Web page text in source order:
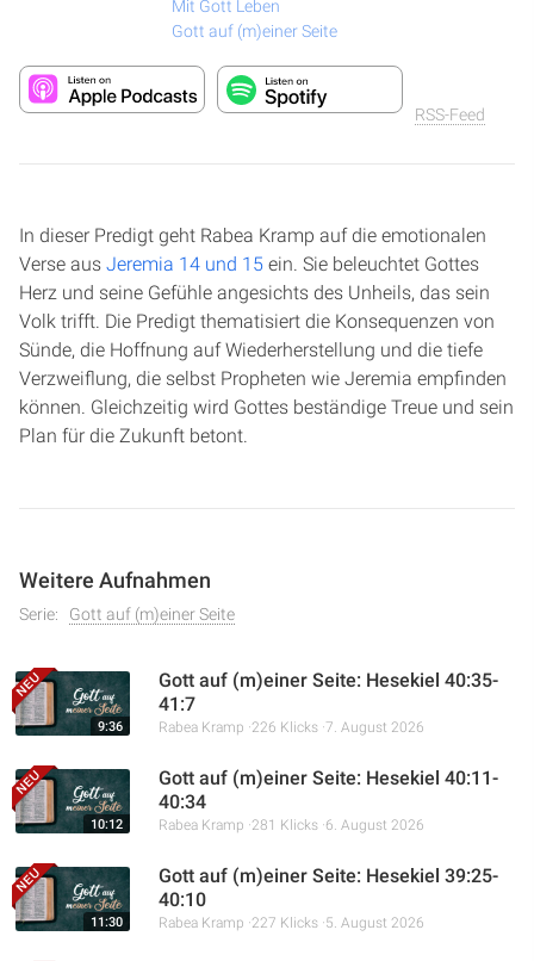
Mit Gott Leben
Gott auf (m)einer Seite
RSS-Feed
In dieser Predigt geht Rabea Kramp auf die emotionalen
Verse aus Jeremia 14 und 15 ein. Sie beleuchtet Gottes
Herz und seine Gefühle angesichts des Unheils, das sein
Volk trifft. Die Predigt thematisiert die Konsequenzen von
Sünde, die Hoffnung auf Wiederherstellung und die tiefe
Verzweiflung, die selbst Propheten wie Jeremia empfinden
können. Gleichzeitig wird Gottes beständige Treue und sein
Plan für die Zukunft betont.
Weitere Aufnahmen
Serie: Gott auf (m)einer Seite
9:36
Gott auf (m)einer Seite: Hesekiel 40:35-
41:7
Rabea Kramp 226 Klicks 7. August 2026
10:12
Gott auf (m)einer Seite: Hesekiel 40:11-
40:34
Rabea Kramp 281 Klicks 6. August 2026
11:30
Gott auf (m)einer Seite: Hesekiel 39:25-
40:10
Rabea Kramp 227 Klicks 5. August 2026